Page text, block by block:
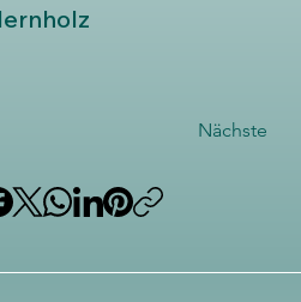
Nächste